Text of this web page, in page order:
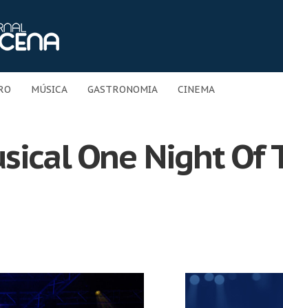
MÚSICA GASTRONOMIA CINEMA
One Night Of